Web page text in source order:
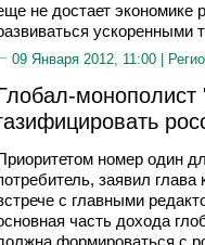
не достает экономике
ускоренными
09 Января 2012, 11:00 |
номер один
заявил
с главными
часть дохода
формироваться с